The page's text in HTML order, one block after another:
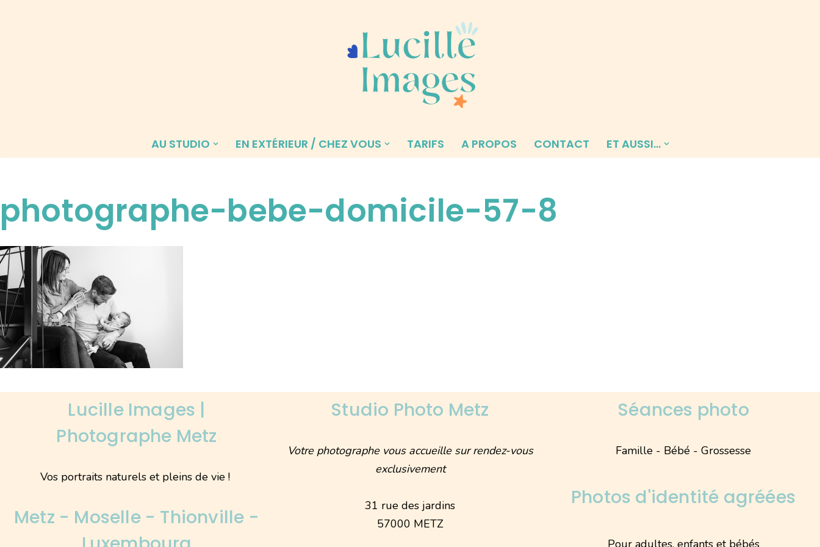
AU STUDIO EN EXTÉRIEUR / CHEZ VOUS TARIFS A PROPOS CONTACT ET AUSSI…
photographe-bebe-domicile-57-8
Lucille Images |
Photographe Metz
Vos portraits naturels et pleins de vie !
Metz - Moselle - Thionville -
Studio Photo Metz
Votre photographe vous accueille sur rendez-vous
exclusivement
31 rue des jardins
57000 METZ
Séances photo
Famille - Bébé - Grossesse
Photos d'identité agréées